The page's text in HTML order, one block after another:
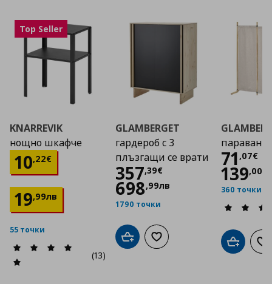
Top Seller
KNARREVIK
нощно шкафче
10,22€
Цена
19,99лв
55 точки
(13)
GLAMBERGET
гардероб с 3
плъзгащи се врати
357,39€
Цена 357,39 €
698,99лв
1790 точки
Добави в кошницата
Добави към списъка с
параван
71 ,07€
Цена
139,00
360 точки
Добави